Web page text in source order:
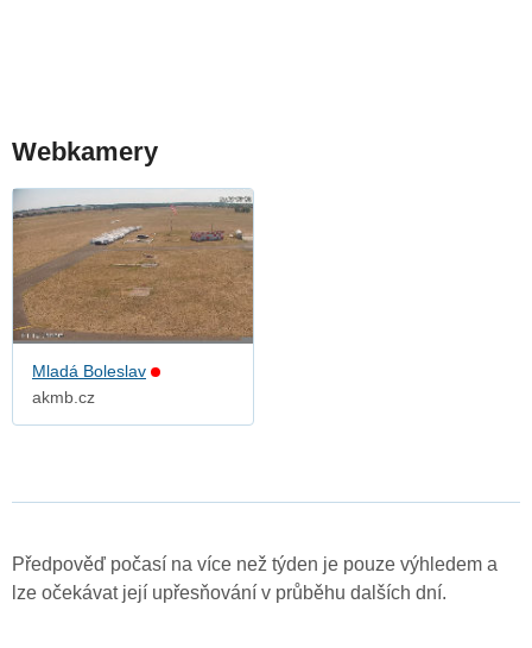
Webkamery
Mladá Boleslav
akmb.cz
Předpověď počasí na více než týden je pouze výhledem a
lze očekávat její upřesňování v průběhu dalších dní.